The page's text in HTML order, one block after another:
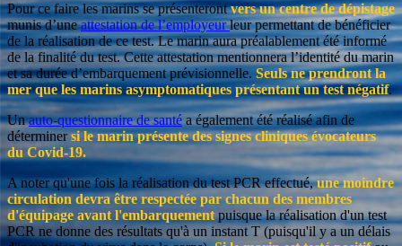
Pour ce faire les marins se présenterontvers un centre de dépistage
munis d’uneattestation de l’employeur leur permettant de bénéficier
de la réalisation de ce test. Le marin aura préalablement été informé
de la finalité du test. Cette attestation mentionnera l’identité du marin
et sa durée d’embarquement prévisionnelle. Seuls ne prendront la
mer que les marins asymptomatiques présentant un test négatif.
Unauto-questionnaire de santé a également été réalisé afin de
déterminersi le marin présente des signes cliniques évocateurs
du Covid-19.
A noter qu'une fois la réalisation du test PCR effectué,une moindre
circulation devra être respectée par chacun des membres
d'équipage avant l'embarquementpuisque la réalisation d'un test
PCR ne donne des résultats qu'à un instant T (puisqu'il y a un délais